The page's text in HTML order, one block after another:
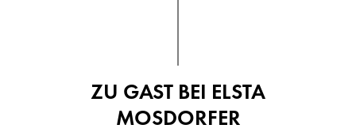
ZU GAST BEI ELSTA
MOSDORFER